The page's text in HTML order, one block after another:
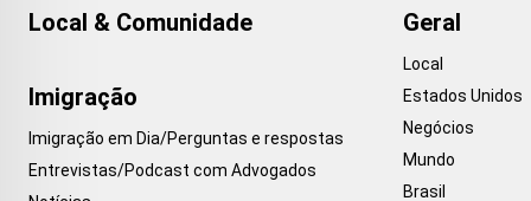
Local & Comunidade
Imigração
Imigração em Dia/Perguntas e respostas
Entrevistas/Podcast com Advogados
Geral
Local
Estados Unidos
Negócios
Mundo
Brasil